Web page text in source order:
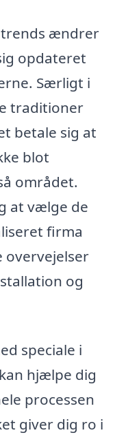
trends ændrer
opdateret
Særligt i
traditioner
betale sig at
blot
området.
at vælge de
firma
overvejelser
og
speciale i
hjælpe dig
processen
giver dig ro i